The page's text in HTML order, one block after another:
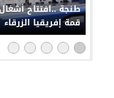
طنجة ..افتتاح
قمة إفريقيا الزرقاء